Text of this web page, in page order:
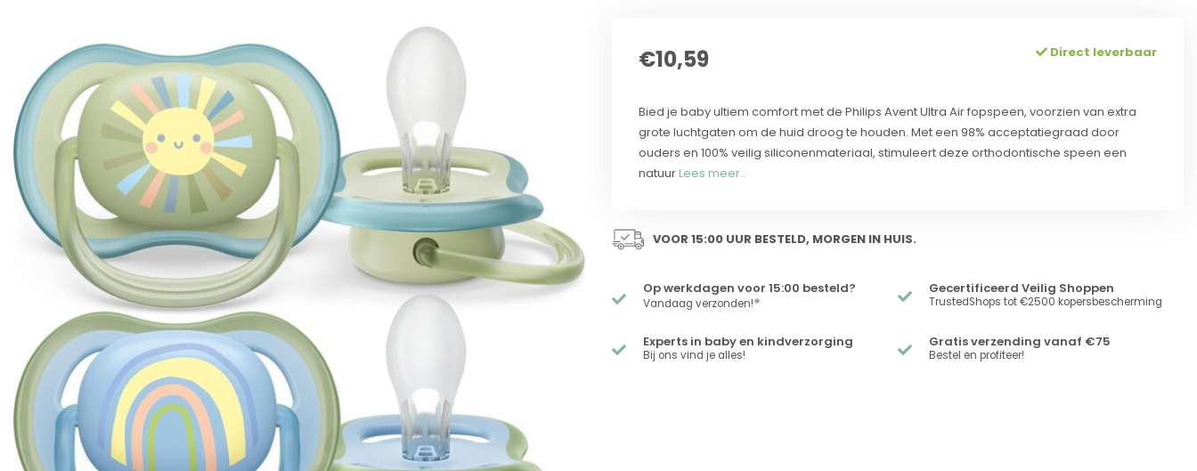
€10,59 Direct leverbaar
Bied je baby ultiem comfort met de Philips Avent Ultra Air fopspeen, voorzien van extra
grote luchtgaten om de huid droog te houden. Met een 98% acceptatiegraad door
ouders en 100% veilig siliconenmateriaal, stimuleert deze orthodontische speen een
natuur Lees meer..
VOOR 15:00 UUR BESTELD, MORGEN IN HUIS.
Op werkdagen voor 15:00 besteld?
Vandaag verzonden!*
Gecertificeerd Veilig Shoppen
TrustedShops tot €2500 kopersbescherming
Experts in baby en kindverzorging
Bij ons vind je alles!
Gratis verzending vanaf €75
Bestel en profiteer!